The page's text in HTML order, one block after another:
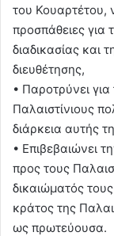
του Κουαρτέτου,
προσπάθειες για
διαδικασίας και
διευθέτησης,
• Παροτρύνει
Παλαιστίνιους
διάρκεια αυτής
• Επιβεβαιώνει
προς τους
δικαιώματός
κράτος της
ως πρωτεύουσα.